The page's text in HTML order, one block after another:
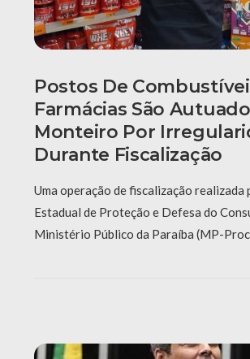
Postos De
Farmácias São
Monteiro Por
Durante Fiscalização
Uma operação de fiscalização realizada
Estadual de Proteção e Defesa do
Ministério Público da Paraíba (MP-